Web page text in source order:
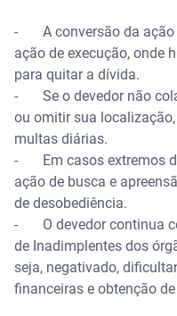
- A conversão da ação
ação de execução, onde
para quitar a dívida.
- Se o devedor não
ou omitir sua
multas diárias.
- Em casos extremos
ação de busca e
de desobediência.
- O devedor continua
de Inadimplentes dos
seja, negativado,
financeiras e obtenção